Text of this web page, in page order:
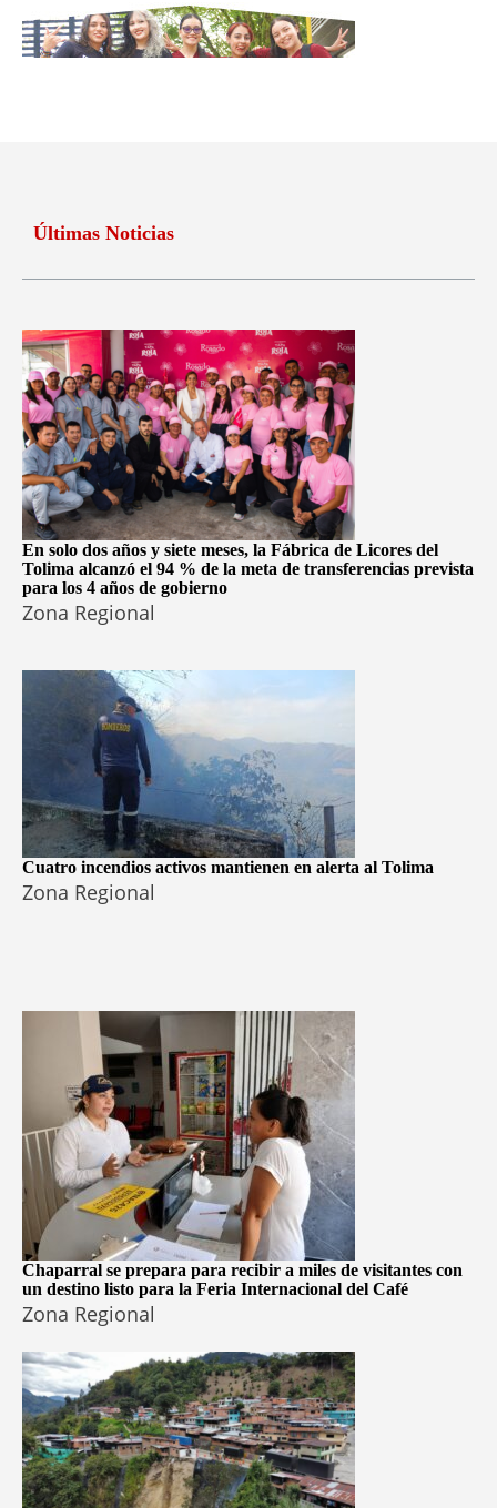
Últimas Noticias
En solo dos años y siete meses, la Fábrica de Licores del
Tolima alcanzó el 94 % de la meta de transferencias prevista
para los 4 años de gobierno
Zona Regional
Cuatro incendios activos mantienen en alerta al Tolima
Zona Regional
Chaparral se prepara para recibir a miles de visitantes con
un destino listo para la Feria Internacional del Café
Zona Regional